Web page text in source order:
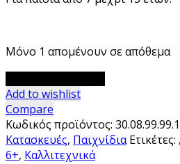
Μόνο 1 απομένουν σε απόθεμα
Boards
Δεινόσαυροι
Djeco
ποσότητα
Add to wishlist
Compare
Κωδικός προϊόντος:
Κατασκευές, Παιχνίδια Ετικέτες:
6+, Καλλιτεχνικά